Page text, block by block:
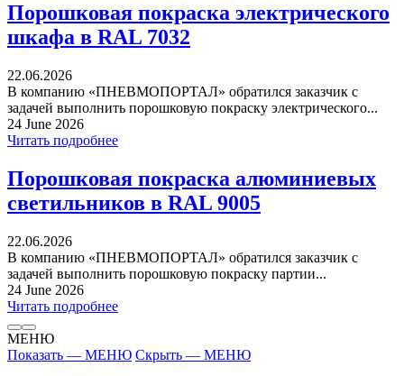
Порошковая покраска электрического
шкафа в RAL 7032
22.06.2026
В компанию «ПНЕВМОПОРТАЛ» обратился заказчик с
задачей выполнить порошковую покраску электрического...
24 June 2026
Читать подробнее
Порошковая покраска алюминиевых
светильников в RAL 9005
22.06.2026
В компанию «ПНЕВМОПОРТАЛ» обратился заказчик с
задачей выполнить порошковую покраску партии...
24 June 2026
Читать подробнее
МЕНЮ
Показать — МЕНЮ Скрыть — МЕНЮ